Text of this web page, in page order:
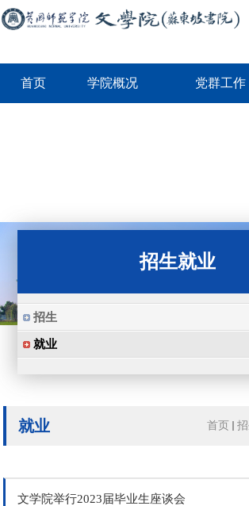
首页 学院概况 党群工作
招生就业
招生
就业
就业 首页
文学院举行2023届毕业生座谈会